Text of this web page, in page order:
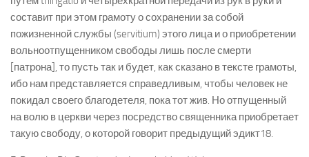
составит при этом грамоту о сохранении за собой
пожизненной службы (servitium) этого лица и о приобретении
вольноотпущенником свободы лишь после смерти
[патрона], то пусть так и будет, как сказано в тексте грамоты,
ибо нам представляется справедливым, чтобы человек не
покидал своего благодетеля, пока тот жив. Но отпущенный
на волю в церкви через посредство священника приобретает
такую свободу, о которой говорит предыдущий эдикт18.